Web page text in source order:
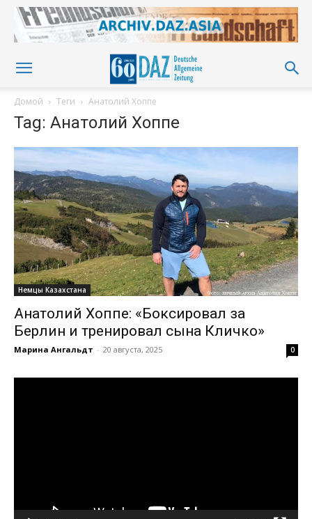
Домой Теги Анатолий Хоппе
Tag: Анатолий Хоппе
Немцы Казахстана
Анатолий Хоппе: «Боксировал за
Берлин и тренировал сына Кличко»
Марина Ангальдт - 20 августа, 2025 0